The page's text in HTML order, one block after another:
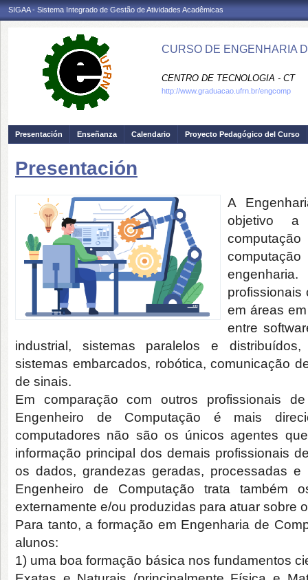
SIGAA - Sistema Integrado de Gestão de Atividades Acadêmicas
CURSO DE ENGENHARIA
CENTRO DE TECNOLOGIA - CT
http://www.graduacao.ufrn.br/engcomp
Presentación Enseñanza Calendario Proyecto Pedagógico del Curso
Presentación
A
objetivo
profissionais
em áreas
entre
industrial, sistemas paralelos e
sistemas embarcados, robótica, comunicação
de sinais.
Em comparação com outros profissionais
Engenheiro de Computação é mais
computadores não são os únicos agentes
informação principal dos demais profissionais
os dados, grandezas geradas, processadas
Engenheiro de Computação trata também
externamente e/ou produzidas para atuar sobre
Para tanto, a formação em Engenharia de
alunos:
1) uma boa formação básica nos fundamentos